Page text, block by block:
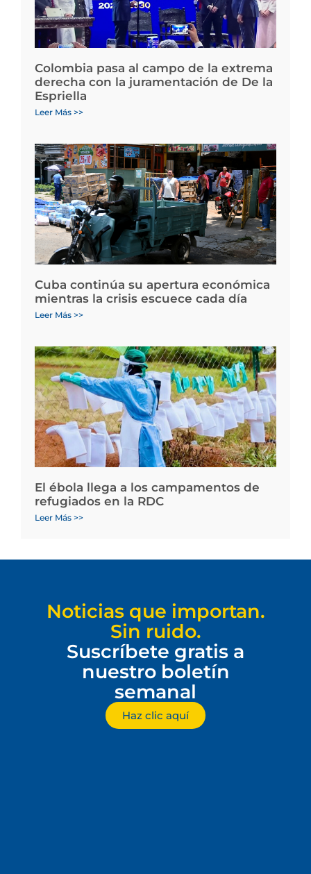
Colombia pasa al campo de la extrema
derecha con la juramentación de De la
Espriella
Leer Más >>
Cuba continúa su apertura económica
mientras la crisis escuece cada día
Leer Más >>
El ébola llega a los campamentos de
refugiados en la RDC
Leer Más >>
Noticias que importan.
Sin ruido.
Suscríbete gratis a
nuestro boletín
semanal
Haz clic aquí